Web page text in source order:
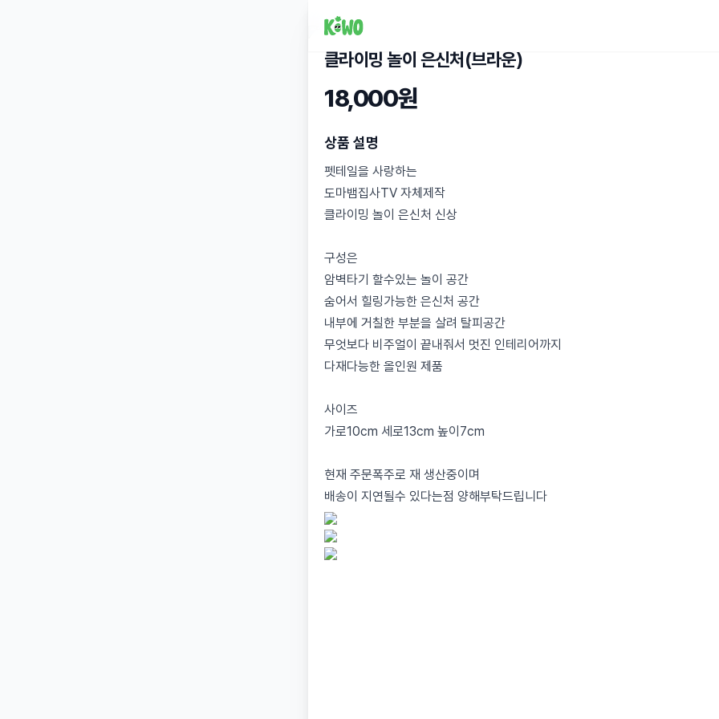
클라이밍 놀이 은신처(브라운)
18,000원
상품 설명
펫테일을 사랑하는
도마뱀집사TV 자체제작
클라이밍 놀이 은신처 신상
구성은
암벽타기 할수있는 놀이 공간
숨어서 힐링가능한 은신처 공간
내부에 거칠한 부분을 살려 탈피공간
무엇보다 비주얼이 끝내줘서 멋진 인테리어까지
다재다능한 올인원 제품
사이즈
가로10cm 세로13cm 높이7cm
현재 주문폭주로 재 생산중이며
배송이 지연될수 있다는점 양해부탁드립니다